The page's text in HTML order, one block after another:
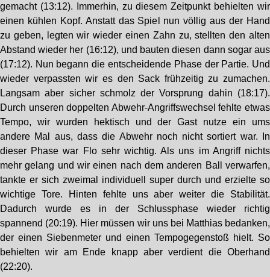
gemacht (13:12). Immerhin, zu diesem Zeitpunkt behielten wir
einen kühlen Kopf. Anstatt das Spiel nun völlig aus der Hand
zu geben, legten wir wieder einen Zahn zu, stellten den alten
Abstand wieder her (16:12), und bauten diesen dann sogar aus
(17:12). Nun begann die entscheidende Phase der Partie. Und
wieder verpassten wir es den Sack frühzeitig zu zumachen.
Langsam aber sicher schmolz der Vorsprung dahin (18:17).
Durch unseren doppelten Abwehr-Angriffswechsel fehlte etwas
Tempo, wir wurden hektisch und der Gast nutze ein ums
andere Mal aus, dass die Abwehr noch nicht sortiert war. In
dieser Phase war Flo sehr wichtig. Als uns im Angriff nichts
mehr gelang und wir einen nach dem anderen Ball verwarfen,
tankte er sich zweimal individuell super durch und erzielte so
wichtige Tore. Hinten fehlte uns aber weiter die Stabilität.
Dadurch wurde es in der Schlussphase wieder richtig
spannend (20:19). Hier müssen wir uns bei Matthias bedanken,
der einen Siebenmeter und einen Tempogegenstoß hielt. So
behielten wir am Ende knapp aber verdient die Oberhand
(22:20).